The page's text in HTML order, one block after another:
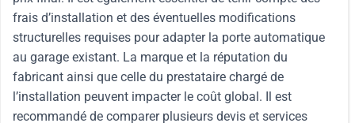
frais d’installation et des éventuelles modifications
structurelles requises pour adapter la porte automatique
au garage existant. La marque et la réputation du
fabricant ainsi que celle du prestataire chargé de
l’installation peuvent impacter le coût global. Il est
recommandé de comparer plusieurs devis et services